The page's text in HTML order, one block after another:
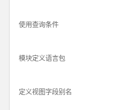
使用查询条件
模块定义语言包
定义视图字段别名